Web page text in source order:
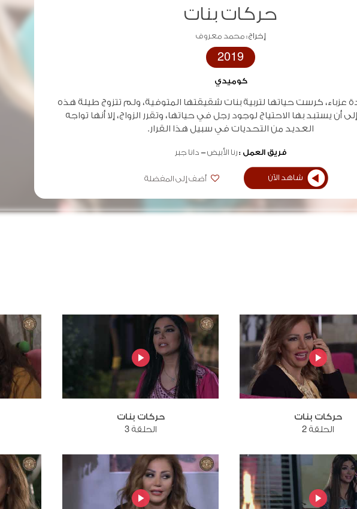
حركات بنات
إخراج :محمد معروف
2019
كوميدي
عزباء، كرست حياتها لتربية بنات شقيقتها المتوفية، ولم تتزوج طيلة هذه
أن يستبد بها الاحتياج لوجود رجل في حياتها، وتقرر الزواج، إلا أنها تواجه
العديد من التحديات في سبيل هذا القرار.
فريق العمل :رنا الأبيض دانا جبر
شاهد الآن أضف إلى المفضلة
حركات بنات
الحلقة 2
حركات بنات
الحلقة 3